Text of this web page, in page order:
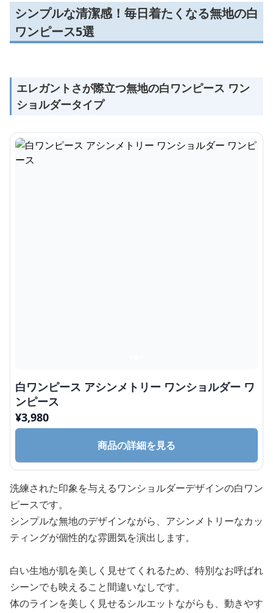
シンプルな清潔感！毎日着たくなる無地の白
ワンピース5選
エレガントさが際立つ無地の白ワンピース ワン
ショルダータイプ
白ワンピース アシンメトリー ワンショルダー ワ
ンピース
¥3,980
商品の詳細を見る
洗練された印象を与えるワンショルダーデザインの白ワン
ピースです。
シンプルな無地のデザインながら、アシンメトリーなカッ
ティングが個性的な雰囲気を演出します。
白い生地が肌を美しく見せてくれるため、特別なお呼ばれ
シーンでも映えること間違いなしです。
体のラインを美しく見せるシルエットながらも、動きやす